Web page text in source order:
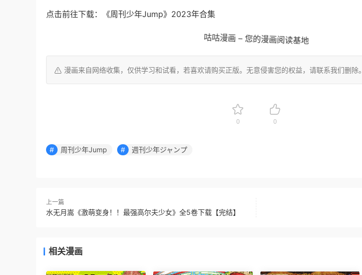
点击前往下载：《周刊少年Jump》2023年合集
咕咕漫画 – 您的漫画阅读基地
漫画来自网络收集，仅供学习和试看，若喜欢请购买正版。无意侵害您的权益，请联系我们删除。
0 0
周刊少年Jump 週刊少年ジャンプ
上一篇
水无月嵩《激萌变身！！最强高尔夫少女》全5卷下载【完结】
相关漫画